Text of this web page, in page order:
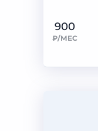
900
₽/МЕС